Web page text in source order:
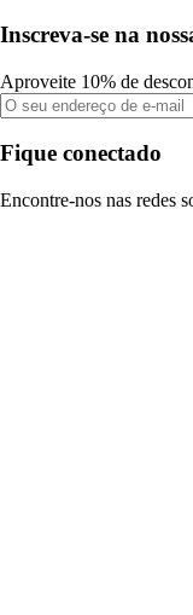
Inscreva-se na
Aproveite 10% de
Fique conectado
Encontre-nos nas redes